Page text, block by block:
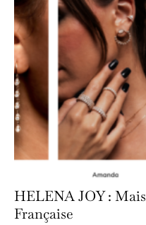
HELENA JOY :
Française